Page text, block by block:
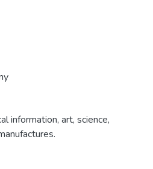
information, art, science,